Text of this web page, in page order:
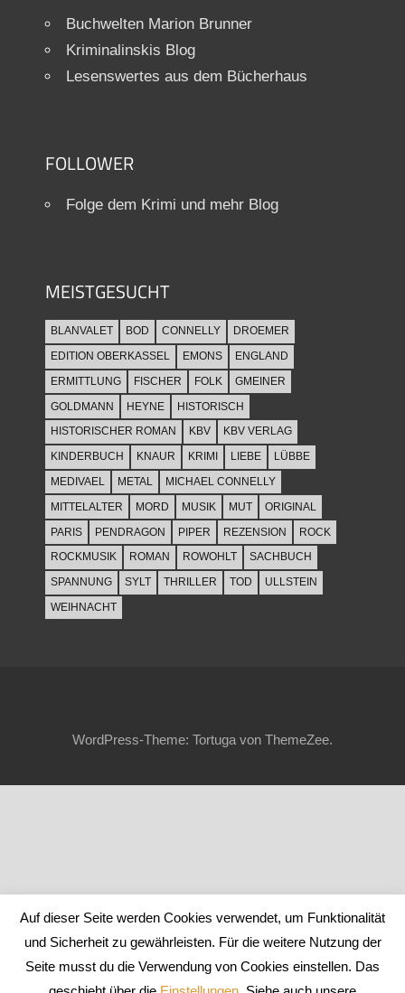
Buchwelten Marion Brunner
Kriminalinskis Blog
Lesenswertes aus dem Bücherhaus
FOLLOWER
Folge dem Krimi und mehr Blog
MEISTGESUCHT
BLANVALET BOD CONNELLY
DROEMER
EDITION OBERKASSEL
EMONS
ENGLAND
ERMITTLUNG
FISCHER FOLK
GMEINER
GOLDMANN
HEYNE
HISTORISCH
HISTORISCHER ROMAN
KBV
KBV VERLAG
KINDERBUCH
KNAUR KRIMI LIEBE
LÜBBE
MEDIVAEL
METAL
MICHAEL CONNELLY
MITTELALTER
MORD MUSIK MUT
ORIGINAL
PARIS
PENDRAGON PIPER REZENSION
ROCK
ROCKMUSIK
ROMAN ROWOHLT
SACHBUCH
SPANNUNG
SYLT THRILLER TOD
ULLSTEIN
WEIHNACHT
WordPress-Theme: Tortuga von ThemeZee.
Auf dieser Seite werden Cookies verwendet, um Funktionalität
und Sicherheit zu gewährleisten. Für die weitere Nutzung der
Seite musst du die Verwendung von Cookies einstellen. Das